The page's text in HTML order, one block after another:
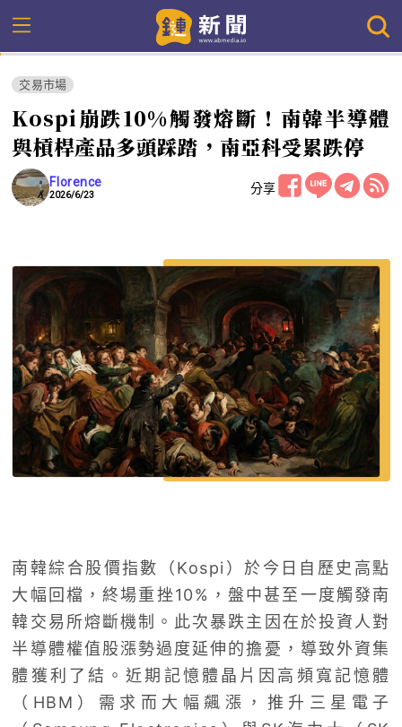
交易市場
Kospi崩跌10%觸發熔斷！南韓半導體
與槓桿產品多頭踩踏，南亞科受累跌停
Florence
2026/6/23 分享
南韓綜合股價指數（Kospi）於今日自歷史高點
大幅回檔，終場重挫10%，盤中甚至一度觸發南
韓交易所熔斷機制。此次暴跌主因在於投資人對
半導體權值股漲勢過度延伸的擔憂，導致外資集
體獲利了結。近期記憶體晶片因高頻寬記憶體
（HBM）需求而大幅飆漲，推升三星電子